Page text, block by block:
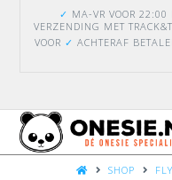
✓ MA-VR VOOR 22:00
VERZENDING MET
VOOR ✓ ACHTERAF
HOMESHOP